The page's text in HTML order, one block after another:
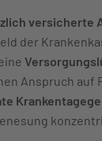
versicherte
der
Anspruch auf